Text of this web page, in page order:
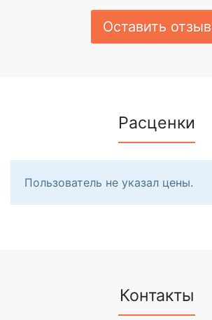
Оставить отзыв
Расценки
Пользователь не указал цены.
Контакты